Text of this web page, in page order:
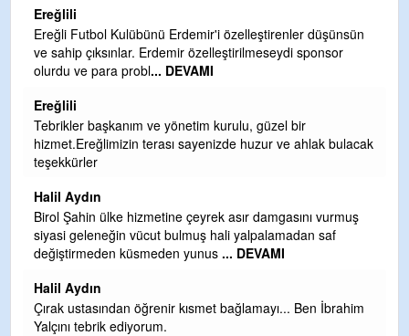
Ereğlili
Ereğli Futbol Kulübünü Erdemir'i özelleştirenler düşünsün
ve sahip çıksınlar. Erdemir özelleştirilmeseydi sponsor
olurdu ve para probl... DEVAMI
Ereğlili
Tebrikler başkanım ve yönetim kurulu, güzel bir
hizmet.Ereğlimizin terası sayenizde huzur ve ahlak bulacak
teşekkürler
Halil Aydın
Birol Şahin ülke hizmetine çeyrek asır damgasını vurmuş
siyasi geleneğin vücut bulmuş hali yalpalamadan saf
değiştirmeden küsmeden yunus ... DEVAMI
Halil Aydın
Çırak ustasından öğrenir kısmet bağlamayı... Ben İbrahim
Yalçını tebrik ediyorum.